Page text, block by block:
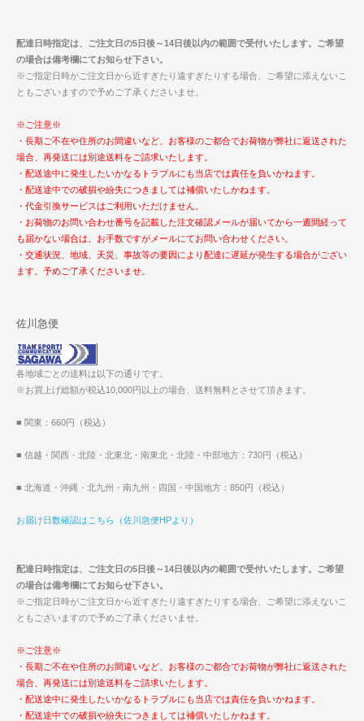
配達日時指定は、ご注文日の5日後～14日後以内の範囲で受付いたします。ご希望
の場合は備考欄にてお知らせ下さい。
※ご指定日時がご注文日から近すぎたり遠すぎたりする場合、ご希望に添えないこ
ともございますので予めご了承くださいませ。
※ご注意※
・長期ご不在や住所のお間違いなど、お客様のご都合でお荷物が弊社に返送された
場合、再発送には別途送料をご請求いたします。
・配送途中に発生したいかなるトラブルにも当店では責任を負いかねます。
・配送途中での破損や紛失につきましては補償いたしかねます。
・代金引換サービスはご利用いただけません。
・お荷物のお問い合わせ番号を記載した注文確認メールが届いてから一週間経って
も届かない場合は、お手数ですがメールにてお問い合わせください。
・交通状況、地域、天災、事故等の要因により配達に遅延が発生する場合がござい
ます。予めご了承くださいませ。
佐川急便
各地域ごとの送料は以下の通りです。
※お買上げ総額が税込10,000円以上の場合、送料無料とさせて頂きます。
■ 関東：660円（税込）
■ 信越・関西・北陸・北東北・南東北・北陸・中部地方：730円（税込）
■ 北海道・沖縄・北九州・南九州・四国・中国地方：850円（税込）
お届け日数確認はこちら（佐川急便HPより）
配達日時指定は、ご注文日の5日後～14日後以内の範囲で受付いたします。ご希望
の場合は備考欄にてお知らせ下さい。
※ご指定日時がご注文日から近すぎたり遠すぎたりする場合、ご希望に添えないこ
ともございますので予めご了承くださいませ。
※ご注意※
・長期ご不在や住所のお間違いなど、お客様のご都合でお荷物が弊社に返送された
場合、再発送には別途送料をご請求いたします。
・配送途中に発生したいかなるトラブルにも当店では責任を負いかねます。
・配送途中での破損や紛失につきましては補償いたしかねます。